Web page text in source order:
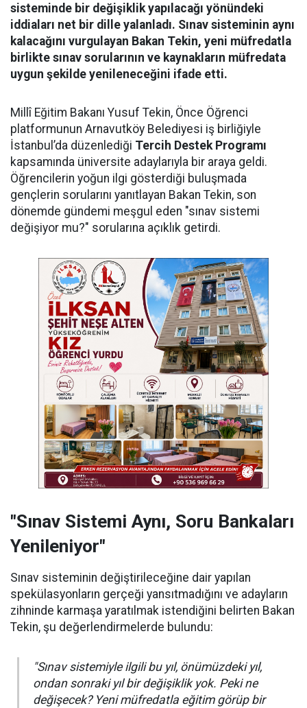
sisteminde bir değişiklik yapılacağı yönündeki
iddiaları net bir dille yalanladı. Sınav sisteminin aynı
kalacağını vurgulayan Bakan Tekin, yeni müfredatla
birlikte sınav sorularının ve kaynakların müfredata
uygun şekilde yenileneceğini ifade etti.
Millî Eğitim Bakanı Yusuf Tekin, Önce Öğrenci
platformunun Arnavutköy Belediyesi iş birliğiyle
İstanbul’da düzenlediği Tercih Destek Programı
kapsamında üniversite adaylarıyla bir araya geldi.
Öğrencilerin yoğun ilgi gösterdiği buluşmada
gençlerin sorularını yanıtlayan Bakan Tekin, son
dönemde gündemi meşgul eden "sınav sistemi
değişiyor mu?" sorularına açıklık getirdi.
"Sınav Sistemi Aynı, Soru Bankaları
Yenileniyor"
Sınav sisteminin değiştirileceğine dair yapılan
spekülasyonların gerçeği yansıtmadığını ve adayların
zihninde karmaşa yaratılmak istendiğini belirten Bakan
Tekin, şu değerlendirmelerde bulundu:
"Sınav sistemiyle ilgili bu yıl, önümüzdeki yıl,
ondan sonraki yıl bir değişiklik yok. Peki ne
değişecek? Yeni müfredatla eğitim görüp bir